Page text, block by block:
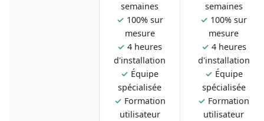
semaines
✓ 100% sur
mesure
✓ 4 heures
d'installation
✓ Équipe
spécialisée
✓ Formation
utilisateur
semaines
✓ 100% sur
mesure
✓ 4 heures
d'installation
✓ Équipe
spécialisée
✓ Formation
utilisateur